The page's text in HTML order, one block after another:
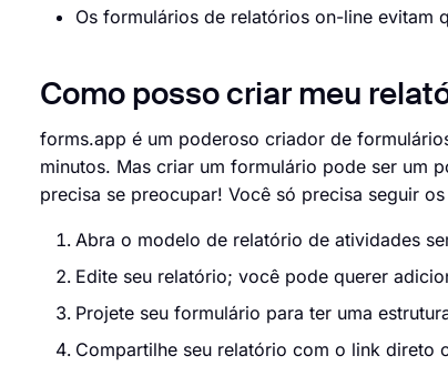
Os formulários de relatórios on-line evitam
Como posso criar meu
forms.app é um poderoso criador de
minutos. Mas criar um formulário pode ser um
precisa se preocupar! Você só precisa seguir
Abra o modelo de relatório de atividades
Edite seu relatório; você pode querer
Projete seu formulário para ter uma
Compartilhe seu relatório com o link direto